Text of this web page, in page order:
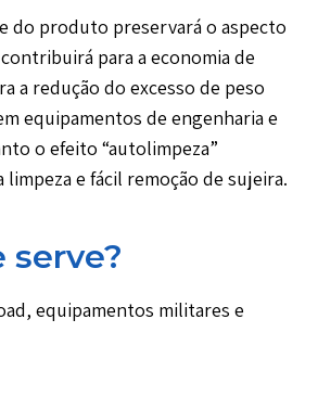
do produto preservará o aspecto
para a economia de
a redução do excesso de peso
equipamentos de engenharia e
o efeito “autolimpeza”
e fácil remoção de sujeira.
serve?
equipamentos militares e